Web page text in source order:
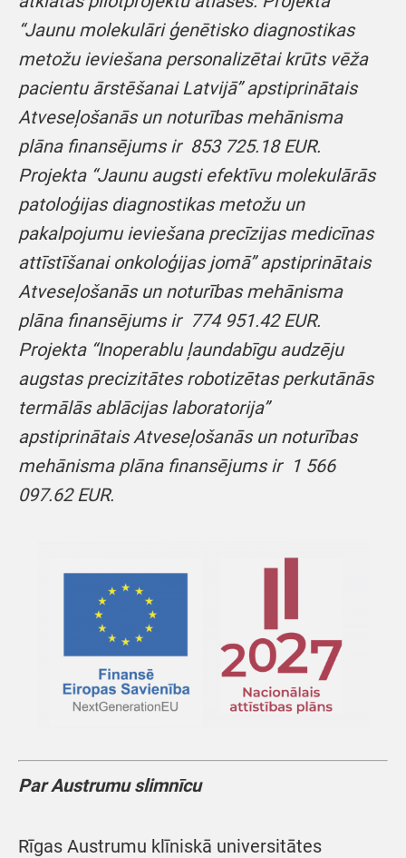
“Jaunu molekulāri ģenētisko diagnostikas
metožu ieviešana personalizētai krūts vēža
pacientu ārstēšanai Latvijā” apstiprinātais
Atveseļošanās un noturības mehānisma
plāna finansējums ir 853 725.18 EUR.
Projekta “Jaunu augsti efektīvu molekulārās
patoloģijas diagnostikas metožu un
pakalpojumu ieviešana precīzijas medicīnas
attīstīšanai onkoloģijas jomā” apstiprinātais
Atveseļošanās un noturības mehānisma
plāna finansējums ir 774 951.42 EUR.
Projekta “Inoperablu ļaundabīgu audzēju
augstas precizitātes robotizētas perkutānās
termālās ablācijas laboratorija”
apstiprinātais Atveseļošanās un noturības
mehānisma plāna finansējums ir 1 566
097.62 EUR.
Par Austrumu slimnīcu
Rīgas Austrumu klīniskā universitātes